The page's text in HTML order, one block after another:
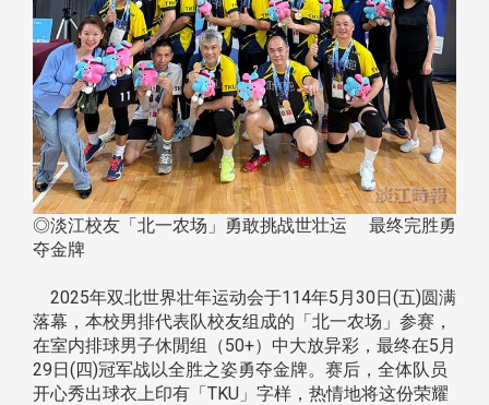
◎淡江校友「北一农场」勇敢挑战世壮运 最终完胜勇
夺金牌
2025年双北世界壮年运动会于114年5月30日(五)圆满
落幕，本校男排代表队校友组成的「北一农场」参赛，
在室内排球男子休閒组（50+）中大放异彩，最终在5月
29日(四)冠军战以全胜之姿勇夺金牌。赛后，全体队员
开心秀出球衣上印有「TKU」字样，热情地将这份荣耀